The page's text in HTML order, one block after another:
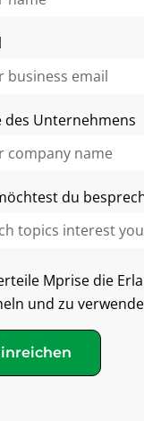
des Unternehmens
du
Mprise die
und zu
30% unter
in Familienbesitz,
System und
Dynamics
der Leitung
dieser